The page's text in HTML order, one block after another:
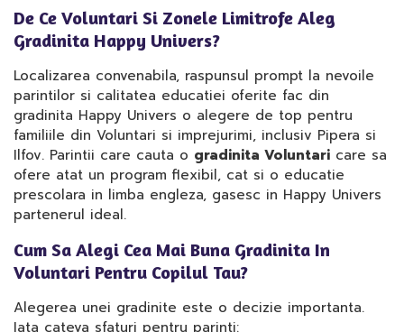
De Ce Voluntari Si Zonele Limitrofe Aleg
Gradinita Happy Univers?
Localizarea convenabila, raspunsul prompt la nevoile
parintilor si calitatea educatiei oferite fac din
gradinita Happy Univers o alegere de top pentru
familiile din Voluntari si imprejurimi, inclusiv Pipera si
Ilfov. Parintii care cauta o gradinita Voluntari care sa
ofere atat un program flexibil, cat si o educatie
prescolara in limba engleza, gasesc in Happy Univers
partenerul ideal.
Cum Sa Alegi Cea Mai Buna Gradinita In
Voluntari Pentru Copilul Tau?
Alegerea unei gradinite este o decizie importanta.
Iata cateva sfaturi pentru parinti: